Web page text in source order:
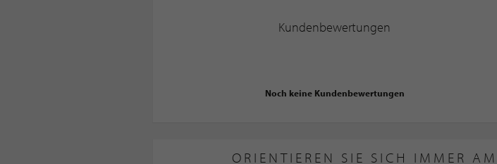
Kundenbewertungen
Noch keine Kundenbewertungen
ORIENTIEREN SIE SICH IMMER AM